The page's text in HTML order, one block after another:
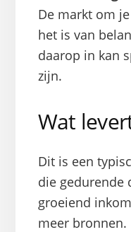
De markt om
het is van
daarop in kan
zijn.
Wat
Dit is een
die gedurende
groeiend
meer bronnen.